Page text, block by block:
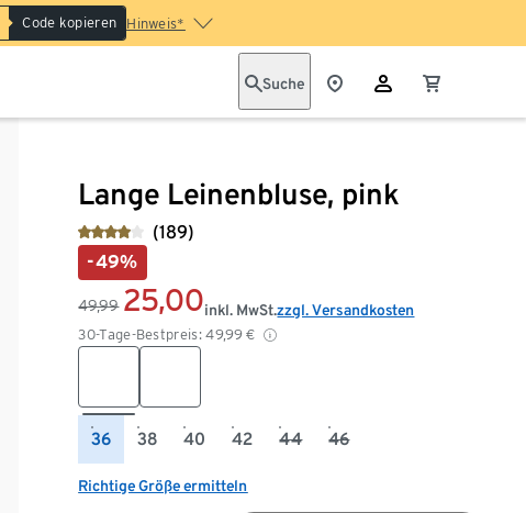
Code kopieren Hinweis*
Suche
Lange Leinenbluse, pink
(189)
-49%
49,99 25,00
30-Tage-Bestpreis: 49,99 €
inkl. MwSt.zzgl. Versandkosten
36 38 40 42 44 46
Richtige Größe ermitteln